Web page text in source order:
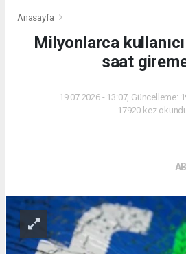
Anasayfa
Milyonlarca
saat
19.07.2026 - 13:07, Güncelleme:
17920 kez